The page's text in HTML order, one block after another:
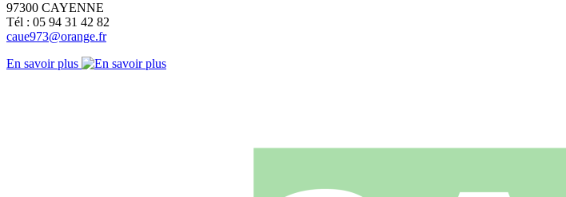
97300 CAYENNE
Tél : 05 94 31 42 82
caue973@orange.fr
En savoir plus